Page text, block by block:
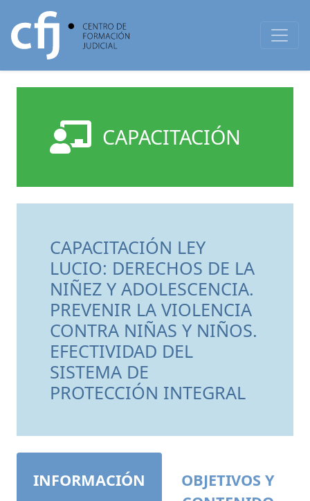
CAPACITACIÓN
CAPACITACIÓN LEY
LUCIO: DERECHOS DE LA
NIÑEZ Y ADOLESCENCIA.
PREVENIR LA VIOLENCIA
CONTRA NIÑAS Y NIÑOS.
EFECTIVIDAD DEL
SISTEMA DE
PROTECCIÓN INTEGRAL
INFORMACIÓN
OBJETIVOS Y